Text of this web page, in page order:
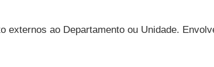
ao Departamento ou Unidade.